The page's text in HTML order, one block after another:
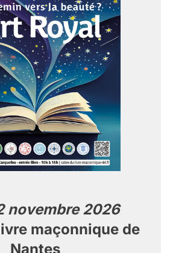
novembre 2026
maçonnique de
Nantes